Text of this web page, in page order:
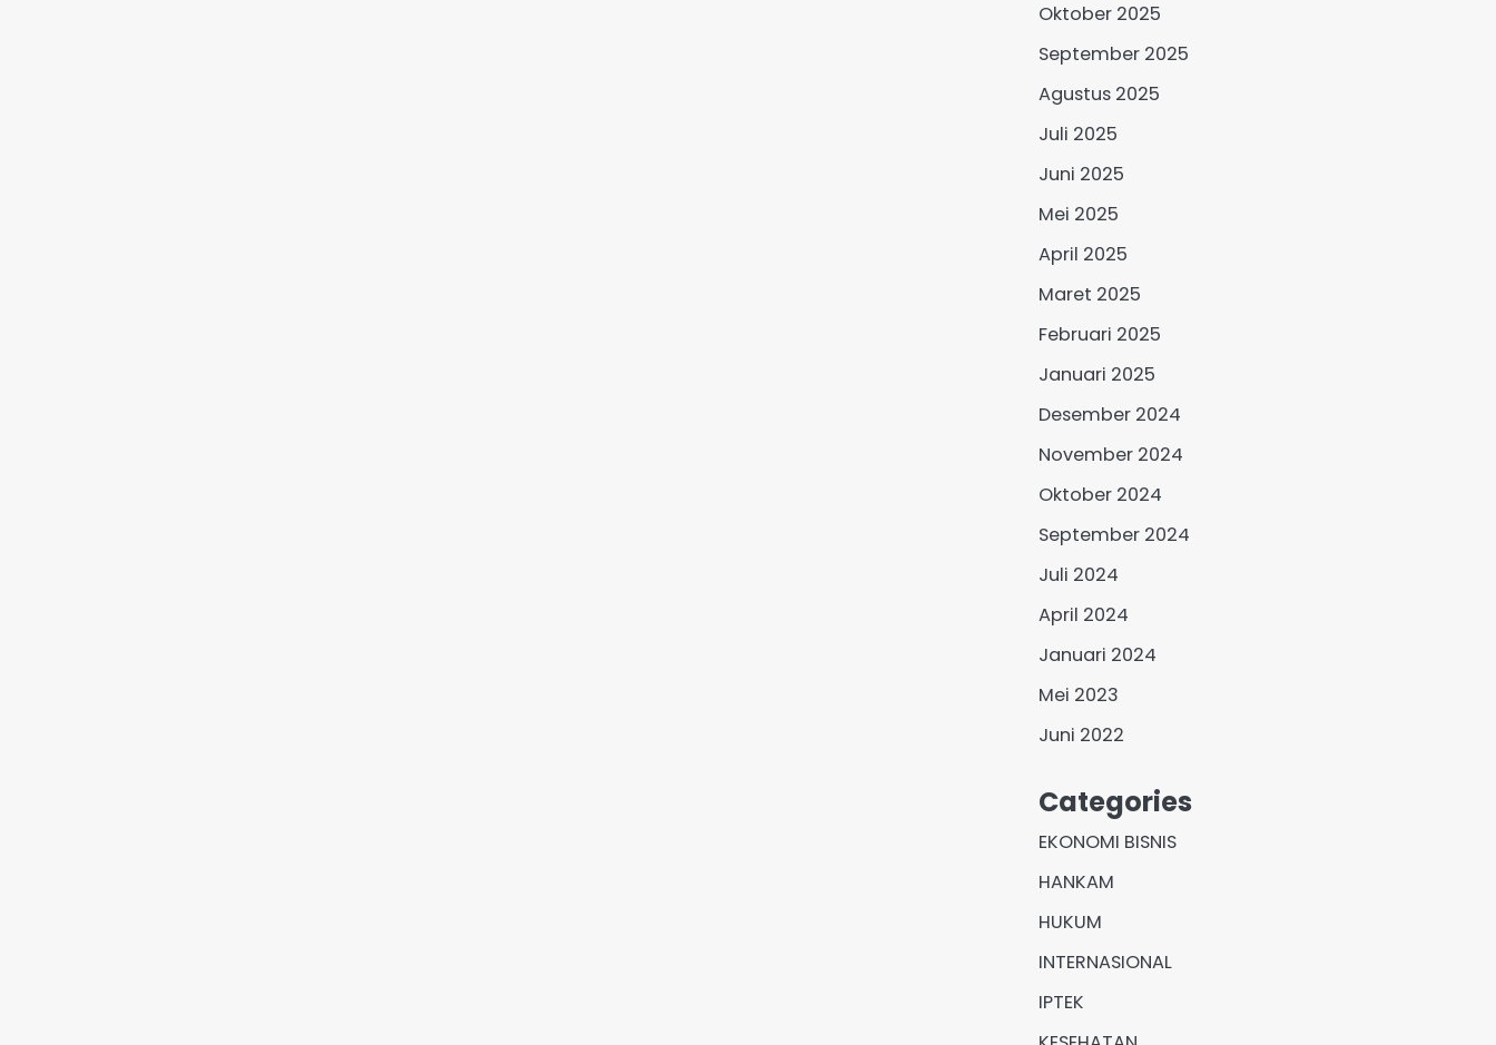
Oktober 2025
September 2025
Agustus 2025
Juli 2025
Juni 2025
Mei 2025
April 2025
Maret 2025
Februari 2025
Januari 2025
Desember 2024
November 2024
Oktober 2024
September 2024
Juli 2024
April 2024
Januari 2024
Mei 2023
Juni 2022
Categories
EKONOMI BISNIS
HANKAM
HUKUM
INTERNASIONAL
IPTEK